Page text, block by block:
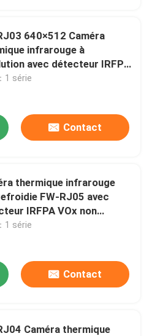
640×512 Caméra
infrarouge à
avec détecteur IRFPA
refroidi et conception
1 série
Contact
thermique infrarouge
FW-RJ05 avec
IRFPA VOx non
à pas de pixel de 12 µm
1 série
Contact
Caméra thermique